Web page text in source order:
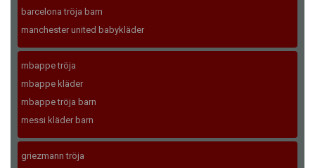
barcelona tröja barn
manchester united babykläder
mbappe tröja
mbappe kläder
mbappe tröja barn
messi kläder barn
griezmann tröja